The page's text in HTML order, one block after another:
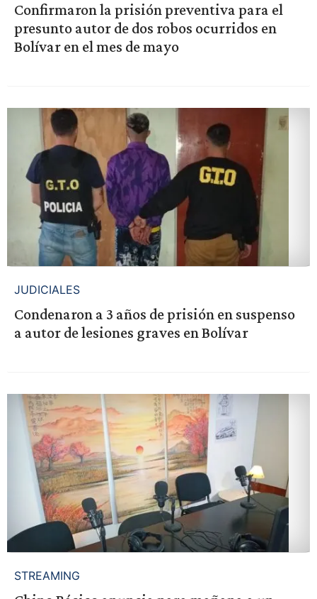
Confirmaron la prisión preventiva para el
presunto autor de dos robos ocurridos en
Bolívar en el mes de mayo
JUDICIALES
Condenaron a 3 años de prisión en suspenso
a autor de lesiones graves en Bolívar
STREAMING